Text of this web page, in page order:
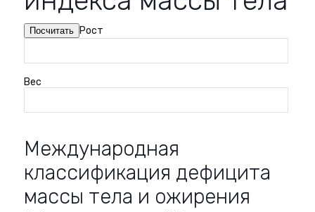
Рост
Вес
Международная
классификация дефицита
массы тела и ожирения